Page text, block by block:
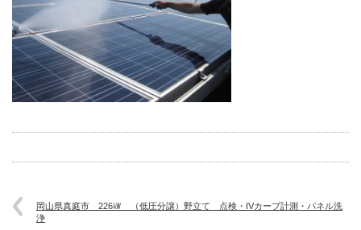
岡山県真庭市 226㎾ （低圧分譲）野立て 点検・IVカーブ計測・パネル洗
浄